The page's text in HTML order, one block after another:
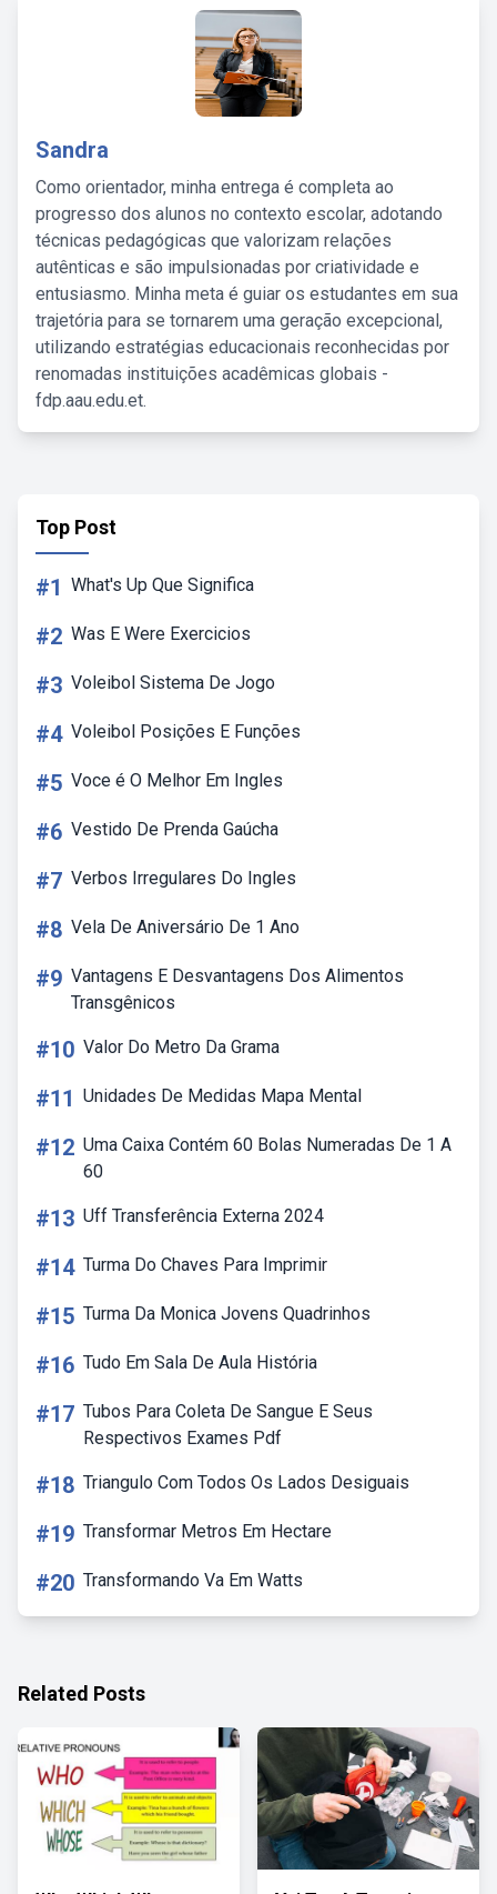
Sandra
Como orientador, minha entrega é completa ao
progresso dos alunos no contexto escolar, adotando
técnicas pedagógicas que valorizam relações
autênticas e são impulsionadas por criatividade e
entusiasmo. Minha meta é guiar os estudantes em sua
trajetória para se tornarem uma geração excepcional,
utilizando estratégias educacionais reconhecidas por
renomadas instituições acadêmicas globais -
fdp.aau.edu.et.
Top Post
#1 What's Up Que Significa
#2 Was E Were Exercicios
#3 Voleibol Sistema De Jogo
#4 Voleibol Posições E Funções
#5 Voce é O Melhor Em Ingles
#6 Vestido De Prenda Gaúcha
#7 Verbos Irregulares Do Ingles
#8 Vela De Aniversário De 1 Ano
#9 Vantagens E Desvantagens Dos Alimentos
Transgênicos
#10 Valor Do Metro Da Grama
#11 Unidades De Medidas Mapa Mental
#12 Uma Caixa Contém 60 Bolas Numeradas De 1 A
60
#13 Uff Transferência Externa 2024
#14 Turma Do Chaves Para Imprimir
#15 Turma Da Monica Jovens Quadrinhos
#16 Tudo Em Sala De Aula História
#17 Tubos Para Coleta De Sangue E Seus
Respectivos Exames Pdf
#18 Triangulo Com Todos Os Lados Desiguais
#19 Transformar Metros Em Hectare
#20 Transformando Va Em Watts
Related Posts